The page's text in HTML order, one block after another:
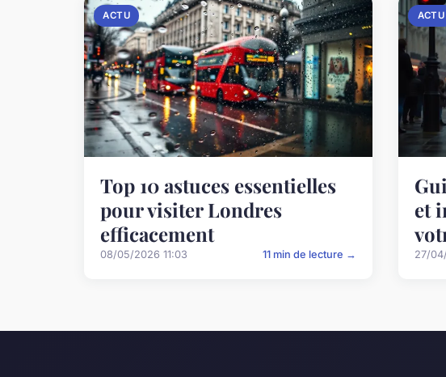
ACTU
Top 10 astuces essentielles
pour visiter Londres
efficacement
08/05/2026 11:03 11 min de lecture →
ACTU
et
27/